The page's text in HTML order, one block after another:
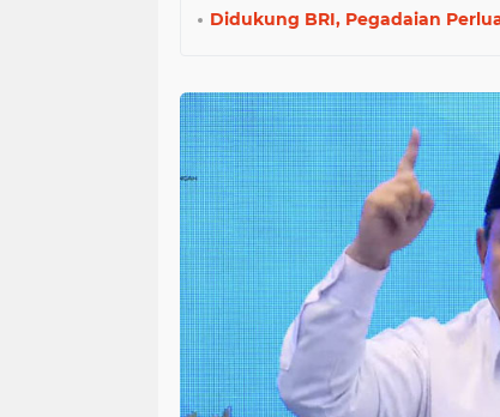
Didukung BRI, Pegadaian